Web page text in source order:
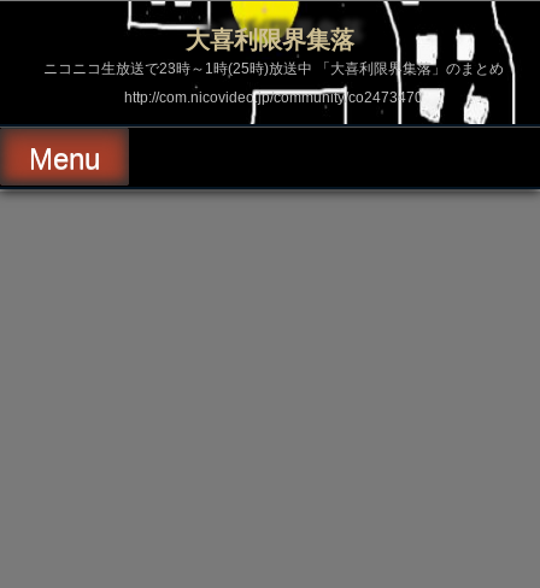
ス
ッ
プ
大喜利限界集落
ニコニコ生放送で23時～1時(25時)放送中 「大喜利限界集落」のまとめ
http://com.nicovideo.jp/community/co2473470
Menu